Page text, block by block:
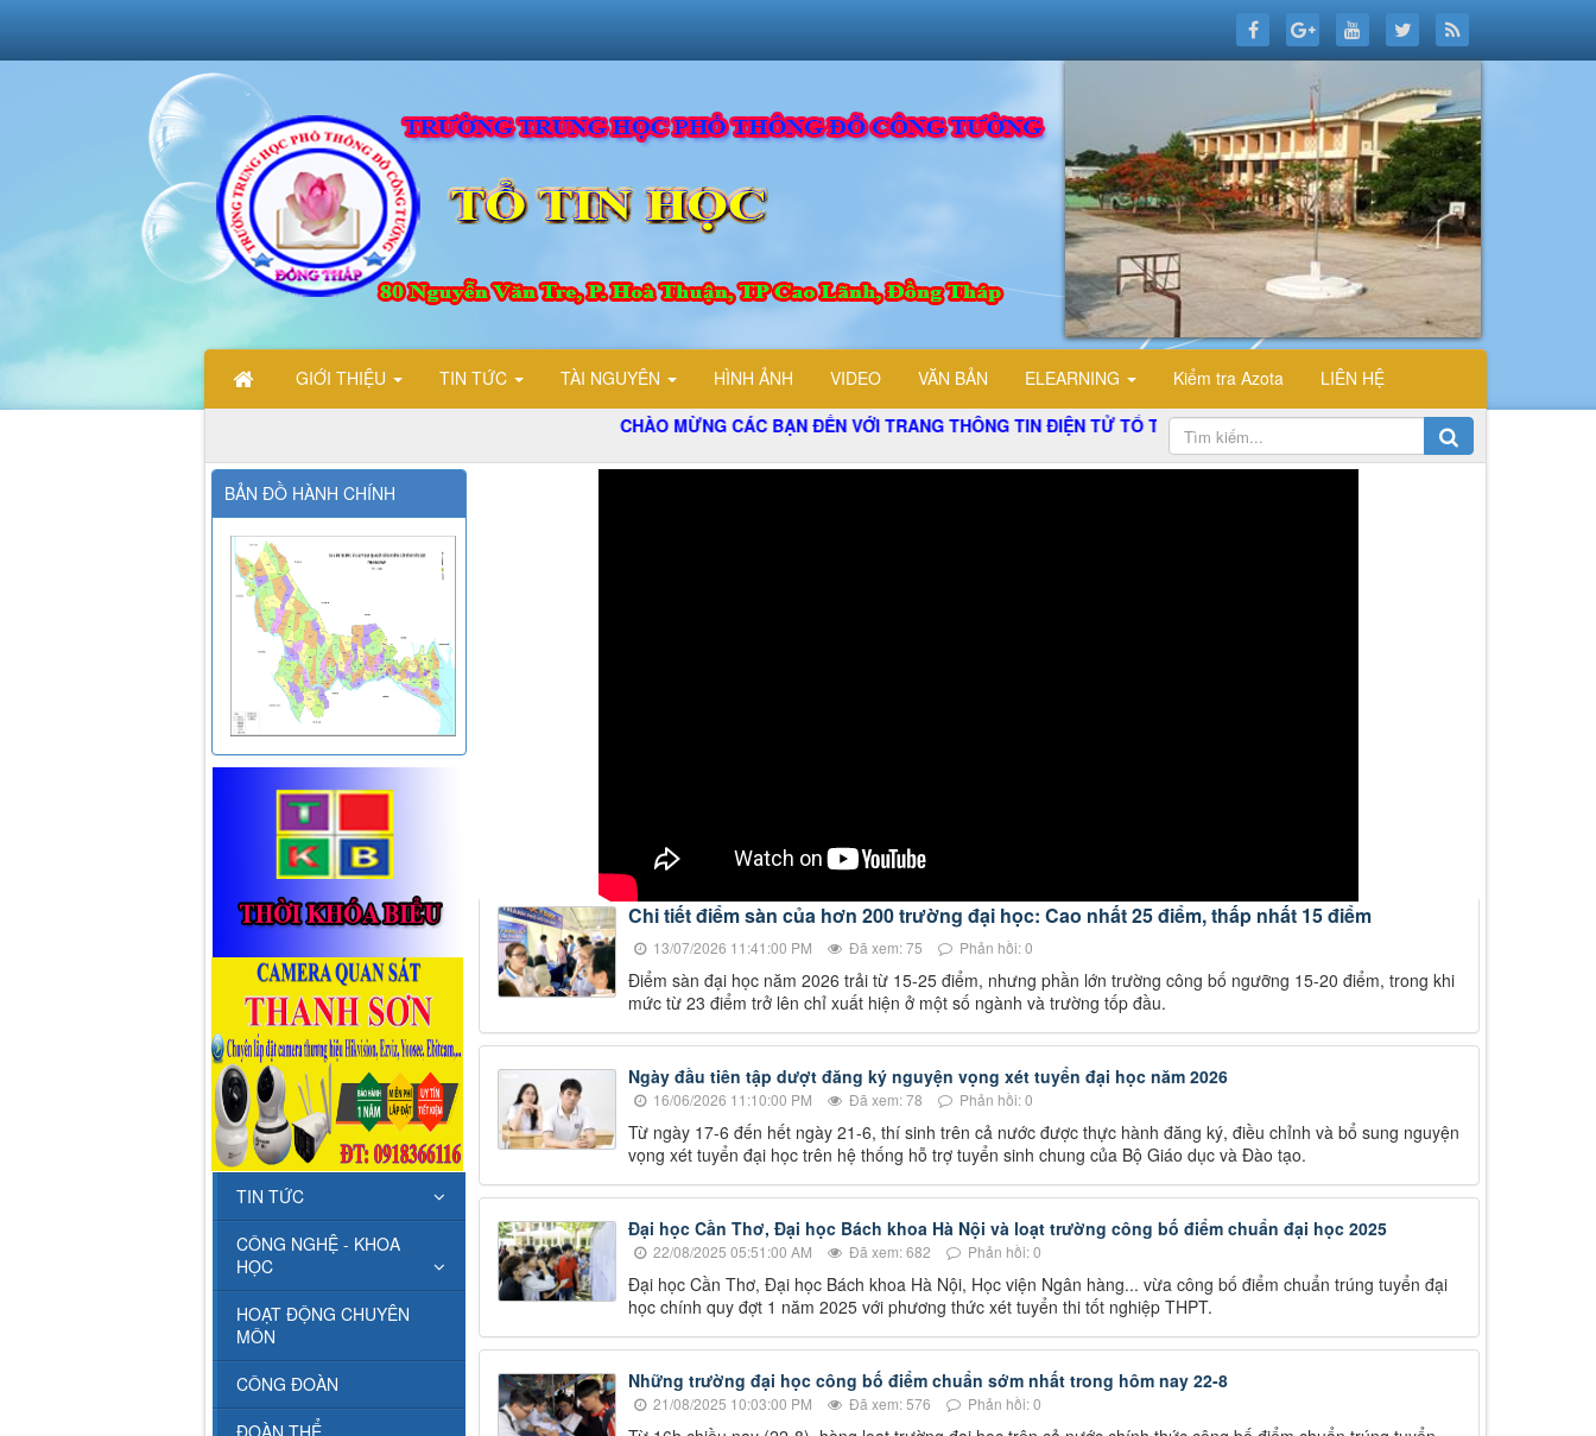
GIỚI THIỆU TIN TỨC TÀI NGUYÊN HÌNH ẢNH VIDEO VĂN BẢN ELEARNING Kiểm tra Azota
LIÊN HỆ
CHÀO MỪNG CÁC BẠN ĐẾN VỚI TRANG THÔNG TIN ĐIỆN TỬ TỔ TIN HỌC TRƯỜNG THPT ĐỖ CÔNG TƯỜNG
Chi tiết điểm sàn của hơn 200 trường đại học: Cao nhất 25 điểm, thấp nhất 15 điểm
13/07/2026 11:41:00 PM Đã xem: 75 Phản hồi: 0
Điểm sàn đại học năm 2026 trải từ 15-25 điểm, nhưng phần lớn trường công bố ngưỡng 15-20 điểm, trong khi
mức từ 23 điểm trở lên chỉ xuất hiện ở một số ngành và trường tốp đầu.
Ngày đầu tiên tập dượt đăng ký nguyện vọng xét tuyển đại học năm 2026
16/06/2026 11:10:00 PM Đã xem: 78 Phản hồi: 0
Từ ngày 17-6 đến hết ngày 21-6, thí sinh trên cả nước được thực hành đăng ký, điều chỉnh và bổ sung nguyện
vọng xét tuyển đại học trên hệ thống hỗ trợ tuyển sinh chung của Bộ Giáo dục và Đào tạo.
Đại học Cần Thơ, Đại học Bách khoa Hà Nội và loạt trường công bố điểm chuẩn đại học 2025
22/08/2025 05:51:00 AM Đã xem: 682 Phản hồi: 0
Đại học Cần Thơ, Đại học Bách khoa Hà Nội, Học viện Ngân hàng... vừa công bố điểm chuẩn trúng tuyển đại
học chính quy đợt 1 năm 2025 với phương thức xét tuyển thi tốt nghiệp THPT.
Những trường đại học công bố điểm chuẩn sớm nhất trong hôm nay 22-8
21/08/2025 10:03:00 PM Đã xem: 576 Phản hồi: 0
BẢN ĐỒ HÀNH CHÍNH
TIN TỨC
CÔNG NGHỆ - KHOA
HỌC
HOẠT ĐỘNG CHUYÊN
MÔN
CÔNG ĐOÀN